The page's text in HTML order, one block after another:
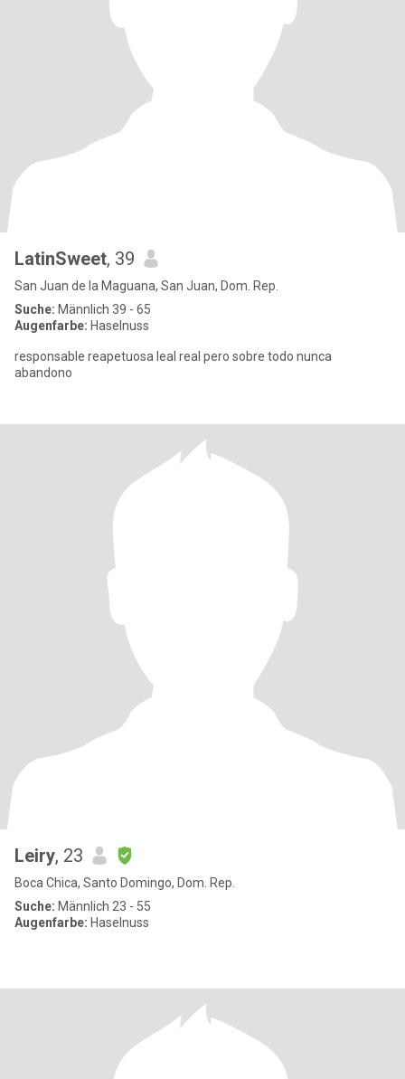
LatinSweet, 39
San Juan de la Maguana, San Juan, Dom. Rep.
Suche: Männlich 39 - 65
Augenfarbe: Haselnuss
responsable reapetuosa leal real pero sobre todo nunca
abandono
Leiry, 23
Boca Chica, Santo Domingo, Dom. Rep.
Suche: Männlich 23 - 55
Augenfarbe: Haselnuss